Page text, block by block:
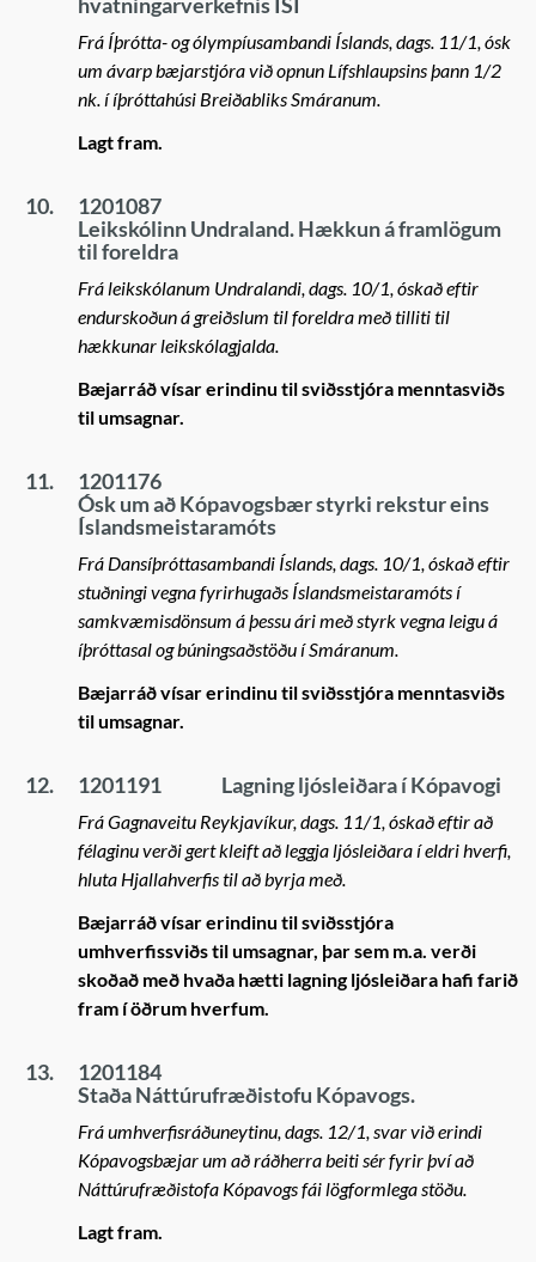
Frá Íþrótta- og ólympíusambandi Íslands, dags. 11/1, ósk
um ávarp bæjarstjóra við opnun Lífshlaupsins þann 1/2
nk. í íþróttahúsi Breiðabliks Smáranum.
Lagt fram.
10.
1201087
Leikskólinn Undraland. Hækkun á framlögum
til foreldra
Frá leikskólanum Undralandi, dags. 10/1, óskað eftir
endurskoðun á greiðslum til foreldra með tilliti til
hækkunar leikskólagjalda.
Bæjarráð vísar erindinu til sviðsstjóra menntasviðs
til umsagnar.
11.
1201176
Ósk um að Kópavogsbær styrki rekstur eins
Íslandsmeistaramóts
Frá Dansíþróttasambandi Íslands, dags. 10/1, óskað eftir
stuðningi vegna fyrirhugaðs Íslandsmeistaramóts í
samkvæmisdönsum á þessu ári með styrk vegna leigu á
íþróttasal og búningsaðstöðu í Smáranum.
Bæjarráð vísar erindinu til sviðsstjóra menntasviðs
til umsagnar.
12. 1201191 Lagning ljósleiðara í Kópavogi
Frá Gagnaveitu Reykjavíkur, dags. 11/1, óskað eftir að
félaginu verði gert kleift að leggja ljósleiðara í eldri hverfi,
hluta Hjallahverfis til að byrja með.
Bæjarráð vísar erindinu til sviðsstjóra
umhverfissviðs til umsagnar, þar sem m.a. verði
skoðað með hvaða hætti lagning ljósleiðara hafi farið
fram í öðrum hverfum.
13.
1201184
Staða Náttúrufræðistofu Kópavogs.
Frá umhverfisráðuneytinu, dags. 12/1, svar við erindi
Kópavogsbæjar um að ráðherra beiti sér fyrir því að
Náttúrufræðistofa Kópavogs fái lögformlega stöðu.
Lagt fram.